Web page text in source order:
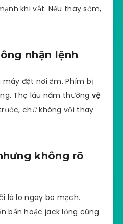
khi vắt. Nếu thay sớm,
nhận lệnh
máy đặt nơi ẩm. Phím bị
Thợ lâu năm thườngvệ
chứ không vội thay
không rõ
là lo ngay bo mạch.
bẩn hoặc jack lỏng cũng